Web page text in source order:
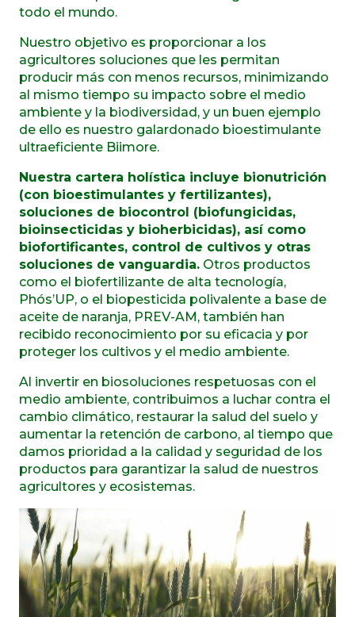
todo el mundo.
Nuestro objetivo es proporcionar a los
agricultores soluciones que les permitan
producir más con menos recursos, minimizando
al mismo tiempo su impacto sobre el medio
ambiente y la biodiversidad, y un buen ejemplo
de ello es nuestro galardonado bioestimulante
ultraeficiente Biimore.
Nuestra cartera holística incluye bionutrición
(con bioestimulantes y fertilizantes),
soluciones de biocontrol (biofungicidas,
bioinsecticidas y bioherbicidas), así como
biofortificantes, control de cultivos y otras
soluciones de vanguardia. Otros productos
como el biofertilizante de alta tecnología,
Phós’UP, o el biopesticida polivalente a base de
aceite de naranja, PREV-AM, también han
recibido reconocimiento por su eficacia y por
proteger los cultivos y el medio ambiente.
Al invertir en biosoluciones respetuosas con el
medio ambiente, contribuimos a luchar contra el
cambio climático, restaurar la salud del suelo y
aumentar la retención de carbono, al tiempo que
damos prioridad a la calidad y seguridad de los
productos para garantizar la salud de nuestros
agricultores y ecosistemas.